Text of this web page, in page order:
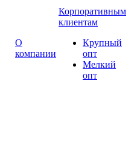
О
компании
Корпоративным
клиентам
Крупный
опт
Мелкий
опт